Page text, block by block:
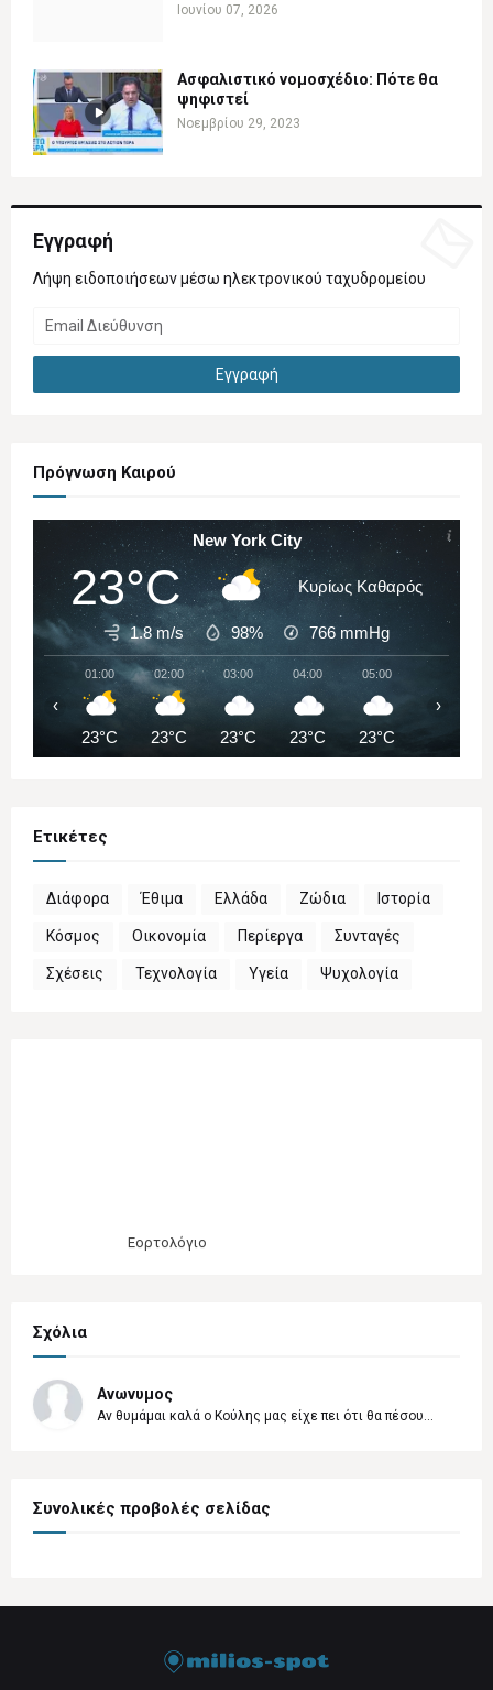
Ιουνίου 07, 2026
Ασφαλιστικό νομοσχέδιο: Πότε θα
ψηφιστεί
Νοεμβρίου 29, 2023
Εγγραφή
Λήψη ειδοποιήσεων μέσω ηλεκτρονικού ταχυδρομείου
Πρόγνωση Καιρού
New York City
23°C Κυρίως Καθαρός
1.8 m/s 98% 766 mmHg
01:00
23°C
02:00
23°C
03:00
23°C
04:00
23°C
05:00
23°C
‹ ›
Ετικέτες
Διάφορα Έθιμα Ελλάδα Ζώδια Ιστορία
Κόσμος Οικονομία Περίεργα Συνταγές
Σχέσεις Τεχνολογία Υγεία Ψυχολογία
Εορτολόγιο
Σχόλια
Ανωνυμος
Αν θυμάμαι καλά ο Κούλης μας είχε πει ότι θα πέσου...
Συνολικές προβολές σελίδας